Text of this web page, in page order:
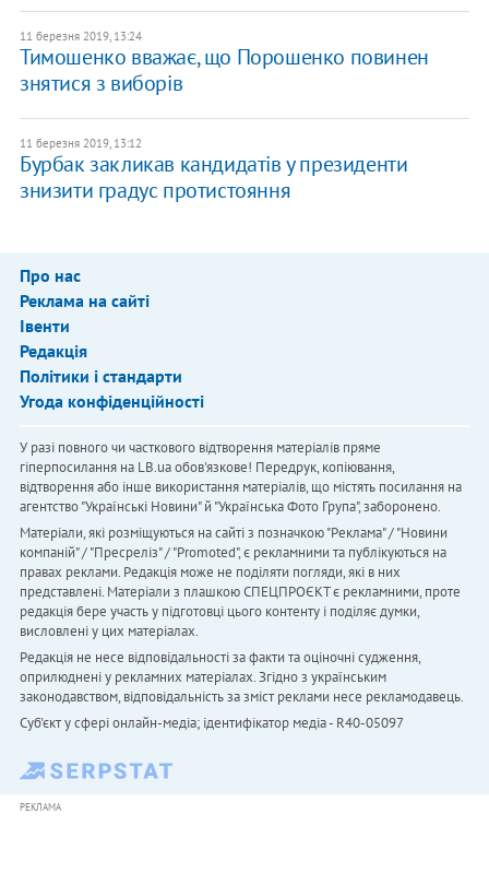
11 березня 2019, 13:24
Тимошенко вважає, що Порошенко повинен
знятися з виборів
11 березня 2019, 13:12
Бурбак закликав кандидатів у президенти
знизити градус протистояння
Про нас
Реклама на сайті
Івенти
Редакція
Політики і стандарти
Угода конфіденційності
У разі повного чи часткового відтворення матеріалів пряме
гіперпосилання на LB.ua обов'язкове! Передрук, копіювання,
відтворення або інше використання матеріалів, що містять посилання на
агентство "Українськi Новини" й "Українська Фото Група", заборонено.
Матеріали, які розміщуються на сайті з позначкою "Реклама" / "Новини
компаній" / "Пресреліз" / "Promoted", є рекламними та публікуються на
правах реклами. Редакція може не поділяти погляди, які в них
представлені. Матеріали з плашкою СПЕЦПРОЄКТ є рекламними, проте
редакція бере участь у підготовці цього контенту і поділяє думки,
висловлені у цих матеріалах.
Редакція не несе відповідальності за факти та оціночні судження,
оприлюднені у рекламних матеріалах. Згідно з українським
законодавством, відповідальність за зміст реклами несе рекламодавець.
Cуб'єкт у сфері онлайн-медіа; ідентифікатор медіа - R40-05097
РЕКЛАМА